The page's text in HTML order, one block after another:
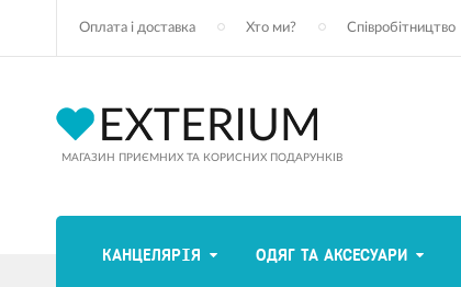
Оплата і доставка Хто ми? Співробітництво
МАГАЗИН ПРИЄМНИХ ТА КОРИСНИХ ПОДАРУНКІВ
КАНЦЕЛЯРІЯ ОДЯГ ТА АКСЕСУАРИ